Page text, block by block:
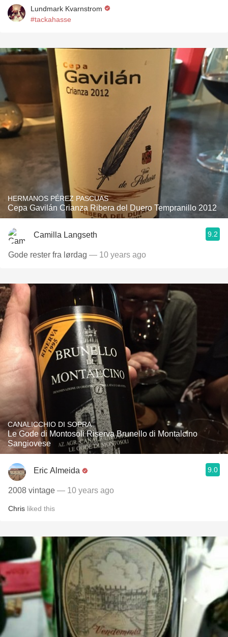
Lundmark Kvarnstrom
#tackahasse
HERMANOS PÉREZ PASCUAS
Cepa Gavilán Crianza Ribera del Duero Tempranillo 2012
Camilla Langseth 9.2
Gode rester fra lørdag — 10 years ago
CANALICCHIO DI SOPRA
Le Gode di Montosoli Riserva Brunello di Montalcino
Sangiovese
Eric Almeida 9.0
2008 vintage — 10 years ago
Chris liked this